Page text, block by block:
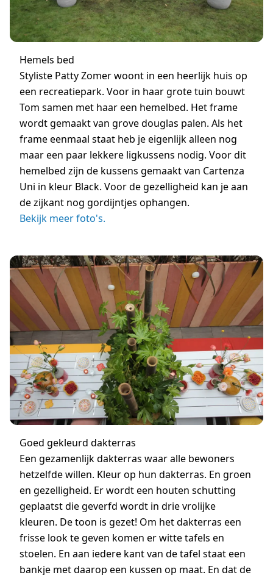
Hemels bed
Styliste Patty Zomer woont in een heerlijk huis op
een recreatiepark. Voor in haar grote tuin bouwt
Tom samen met haar een hemelbed. Het frame
wordt gemaakt van grove douglas palen. Als het
frame eenmaal staat heb je eigenlijk alleen nog
maar een paar lekkere ligkussens nodig. Voor dit
hemelbed zijn de kussens gemaakt van Cartenza
Uni in kleur Black. Voor de gezelligheid kan je aan
de zijkant nog gordijntjes ophangen.
Bekijk meer foto's.
Goed gekleurd dakterras
Een gezamenlijk dakterras waar alle bewoners
hetzelfde willen. Kleur op hun dakterras. En groen
en gezelligheid. Er wordt een houten schutting
geplaatst die geverfd wordt in drie vrolijke
kleuren. De toon is gezet! Om het dakterras een
frisse look te geven komen er witte tafels en
stoelen. En aan iedere kant van de tafel staat een
bankje met daarop een kussen op maat. En dat de